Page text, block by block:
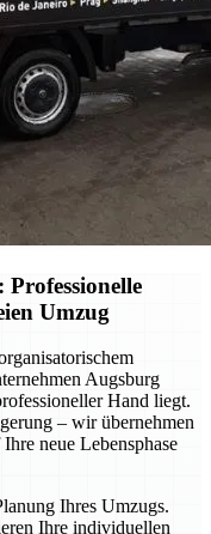
Umzug
Augsburg
Hand liegt.
– wir übernehmen
neue Lebensphase
Ihres Umzugs.
Ihre individuellen